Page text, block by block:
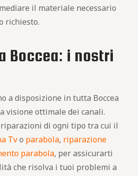
il materiale necessario
richiesto.
Boccea: i nostri
a disposizione in tutta Boccea
visione ottimale dei canali.
di ogni tipo tra cui il
Tvo parabola, riparazione
parabola, per assicurarti
che risolva i tuoi problemi a